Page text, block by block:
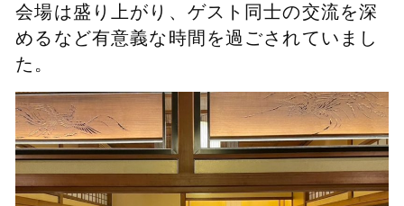
会場は盛り上がり、ゲスト同士の交流を深
めるなど有意義な時間を過ごされていまし
た。